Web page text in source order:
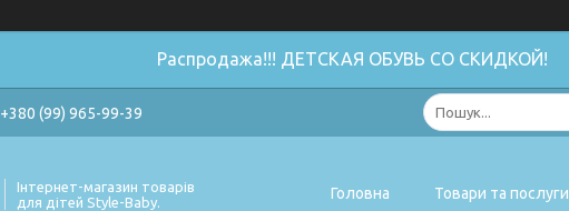
Распродажа!!! ДЕТСКАЯ ОБУВЬ СО СКИДКОЙ!
+380 (99) 965-99-39
Інтернет-магазин товарів
для дітей Style-Baby.
Головна Товари та послуги